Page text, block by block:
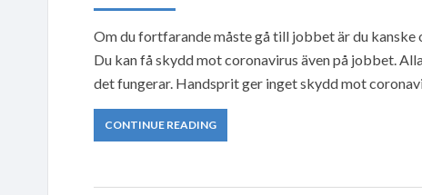
Om du fortfarande måste gå till jobbet är du
Du kan få skydd mot coronavirus även på jobbet.
det fungerar. Handsprit ger inget skydd mot
CONTINUE READING